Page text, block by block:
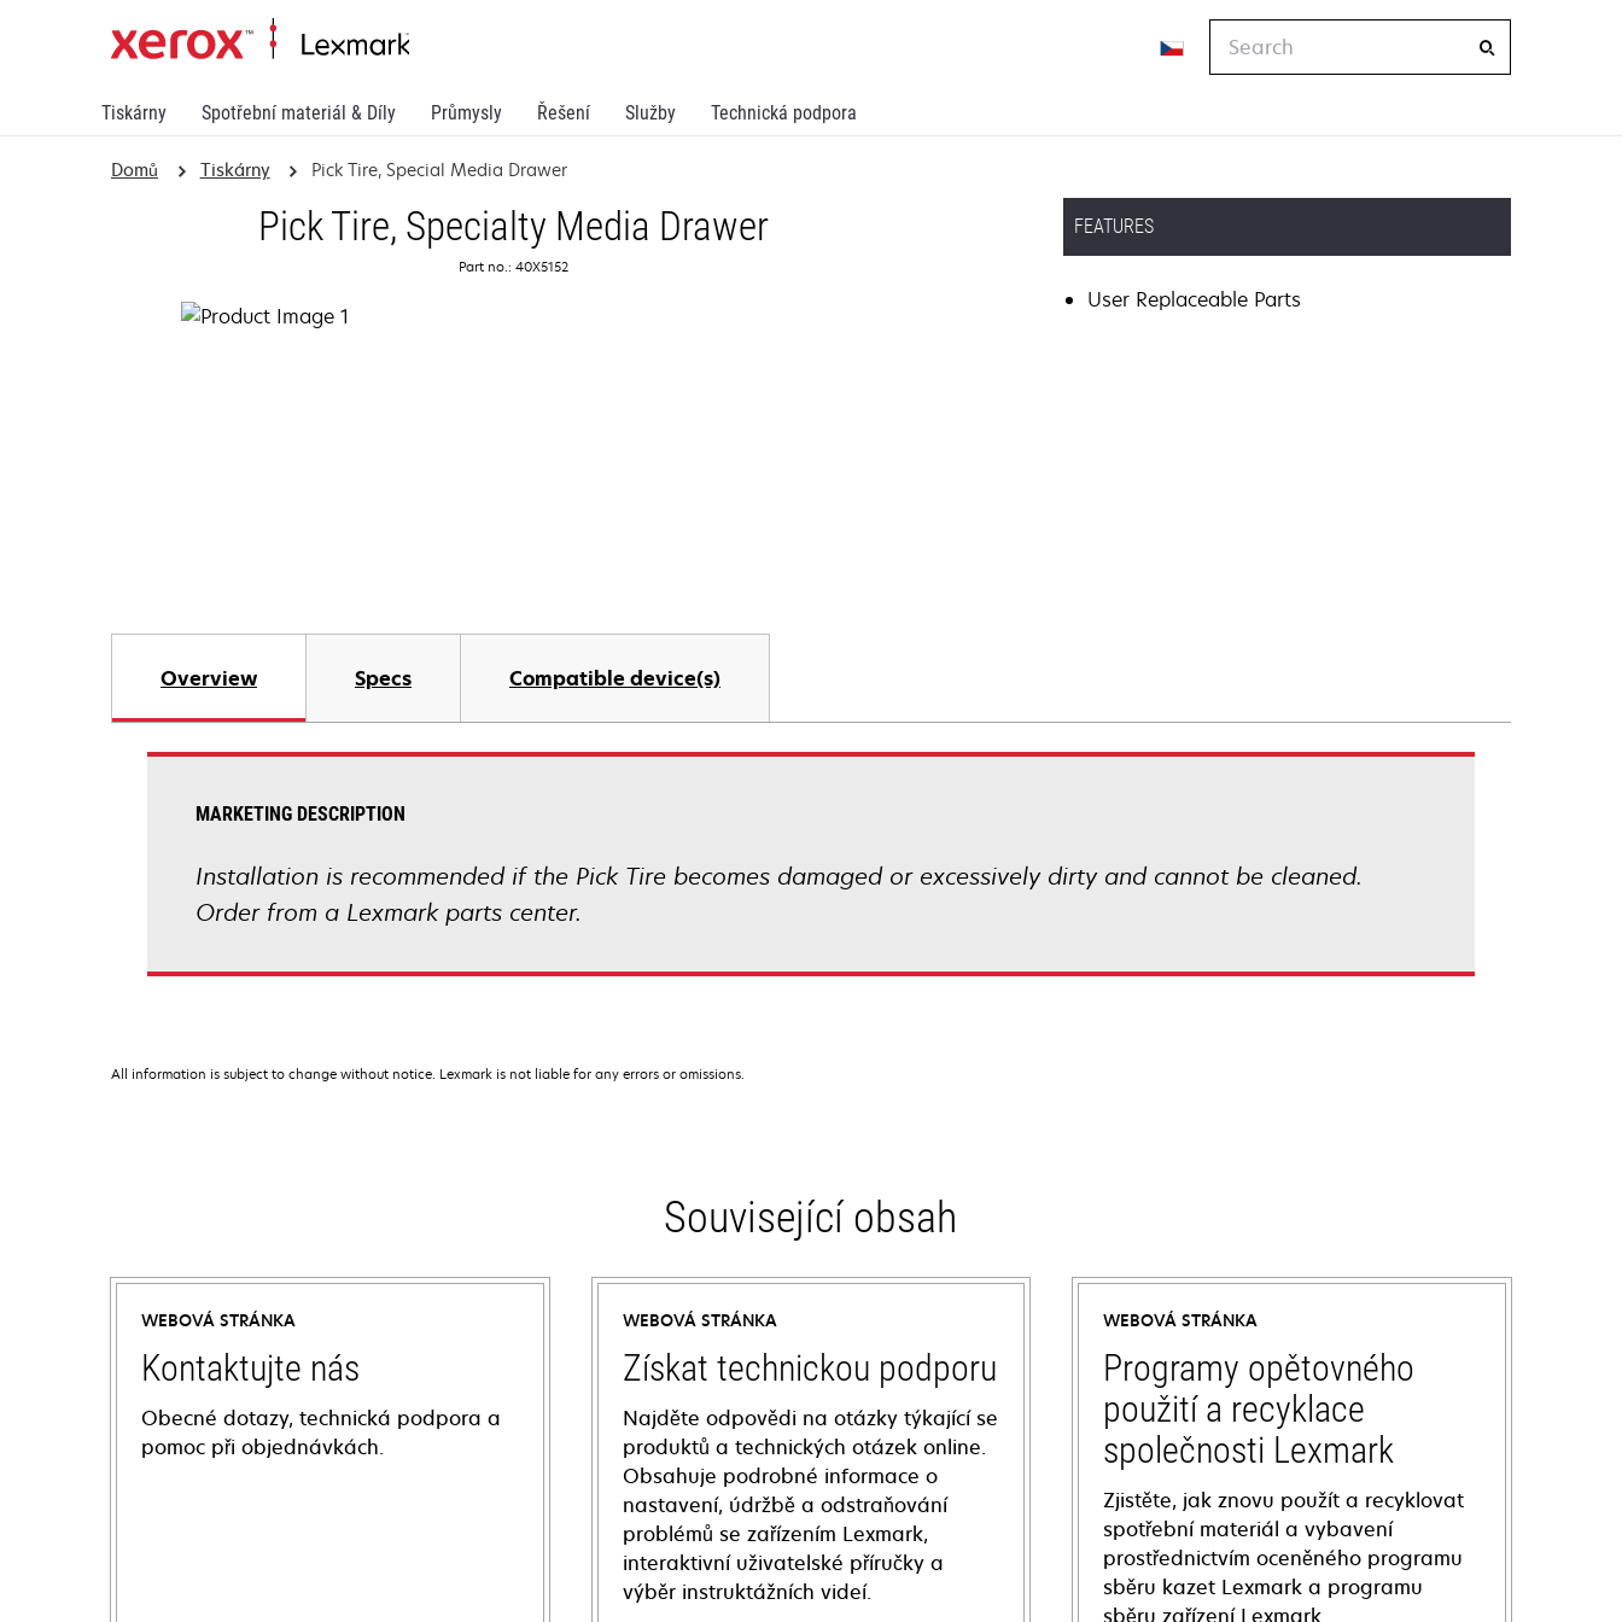
Tiskárny Spotřební materiál & Díly Průmysly Řešení Služby Technická podpora
Domů Tiskárny Pick Tire, Special Media Drawer
Pick Tire, Specialty Media Drawer
Part no.: 40X5152
FEATURES
User Replaceable Parts
Overview Specs Compatible device(s)
MARKETING DESCRIPTION
Installation is recommended if the Pick Tire becomes damaged or excessively dirty and cannot be cleaned.
Order from a Lexmark parts center.
All information is subject to change without notice. Lexmark is not liable for any errors or omissions.
Související obsah
WEBOVÁ STRÁNKA
Kontaktujte nás
Obecné dotazy, technická podpora a
pomoc při objednávkách.
WEBOVÁ STRÁNKA
Získat technickou podporu
Najděte odpovědi na otázky týkající se
produktů a technických otázek online.
Obsahuje podrobné informace o
nastavení, údržbě a odstraňování
problémů se zařízením Lexmark,
interaktivní uživatelské příručky a
výběr instruktážních videí.
WEBOVÁ STRÁNKA
Programy opětovného
použití a recyklace
společnosti Lexmark
Zjistěte, jak znovu použít a recyklovat
spotřební materiál a vybavení
prostřednictvím oceněného programu
sběru kazet Lexmark a programu
sběru zařízení Lexmark.